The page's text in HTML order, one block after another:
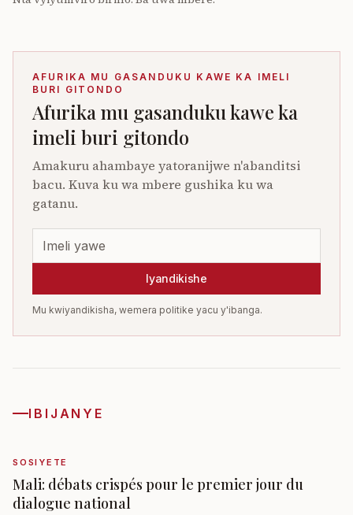
AFURIKA MU GASANDUKU KAWE KA IMELI
BURI GITONDO
Afurika mu gasanduku kawe ka
imeli buri gitondo
Amakuru ahambaye yatoranijwe n'abanditsi
bacu. Kuva ku wa mbere gushika ku wa
gatanu.
Iyandikishe
Mu kwiyandikisha, wemera politike yacu y'ibanga.
IBIJANYE
SOSIYETE
Mali: débats crispés pour le premier jour du
dialogue national